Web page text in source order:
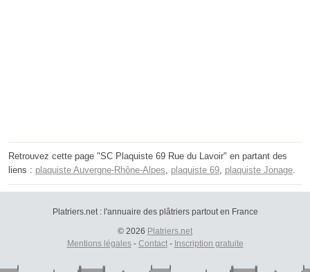
Retrouvez cette page "SC Plaquiste 69 Rue du Lavoir" en partant des
liens : plaquiste Auvergne-Rhône-Alpes, plaquiste 69, plaquiste Jonage.
Platriers.net : l'annuaire des plâtriers partout en France
© 2026 Platriers.net
Mentions légales- Contact- Inscription gratuite